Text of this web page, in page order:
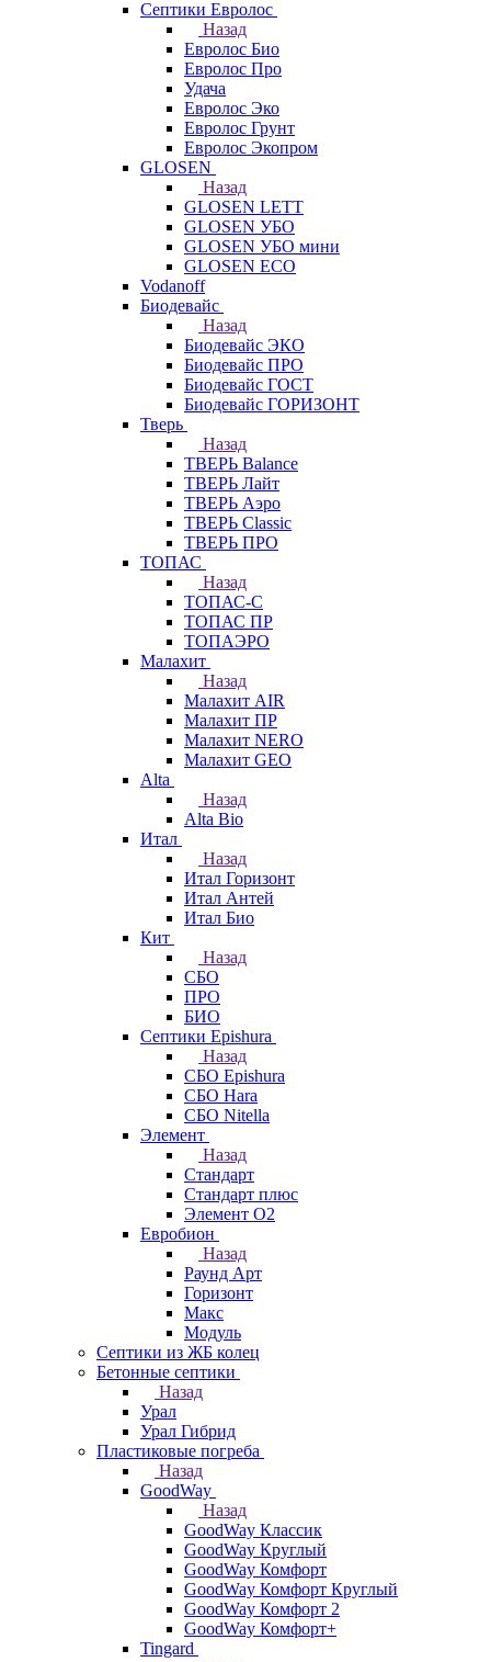
Септики Евролос
Назад
Евролос Био
Евролос Про
Удача
Евролос Эко
Евролос Грунт
Евролос Экопром
GLOSEN
Назад
GLOSEN LETT
GLOSEN УБО
GLOSEN УБО мини
GLOSEN ECO
Vodanoff
Биодевайс
Назад
Биодевайс ЭКО
Биодевайс ПРО
Биодевайс ГОСТ
Биодевайс ГОРИЗОНТ
Тверь
Назад
ТВЕРЬ Balance
ТВЕРЬ Лайт
ТВЕРЬ Аэро
ТВЕРЬ Classic
ТВЕРЬ ПРО
ТОПАС
Назад
ТОПАС-С
ТОПАС ПР
ТОПАЭРО
Малахит
Назад
Малахит AIR
Малахит ПР
Малахит NERO
Малахит GEO
Alta
Назад
Alta Bio
Итал
Назад
Итал Горизонт
Итал Антей
Итал Био
Кит
Назад
СБО
ПРО
БИО
Септики Epishura
Назад
СБО Epishura
СБО Hara
СБО Nitella
Элемент
Назад
Стандарт
Стандарт плюс
Элемент О2
Евробион
Назад
Раунд Арт
Горизонт
Макс
Модуль
Септики из ЖБ колец
Бетонные септики
Назад
Урал
Урал Гибрид
Пластиковые погреба
Назад
GoodWay
Назад
GoodWay Классик
GoodWay Круглый
GoodWay Комфорт
GoodWay Комфорт Круглый
GoodWay Комфорт 2
GoodWay Комфорт+
Tingard